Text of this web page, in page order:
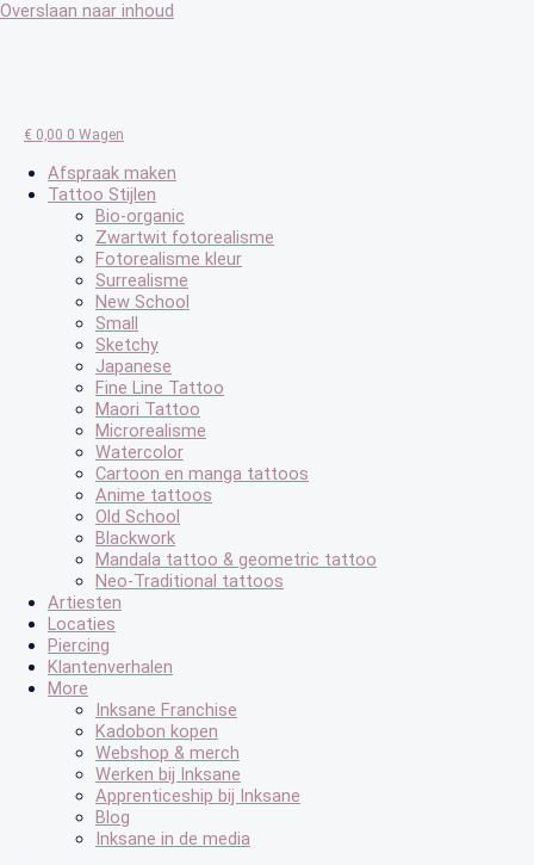
Overslaan naar inhoud
€ 0,00 0 Wagen
Afspraak maken
Tattoo Stijlen
Bio-organic
Zwartwit fotorealisme
Fotorealisme kleur
Surrealisme
New School
Small
Sketchy
Japanese
Fine Line Tattoo
Maori Tattoo
Microrealisme
Watercolor
Cartoon en manga tattoos
Anime tattoos
Old School
Blackwork
Mandala tattoo & geometric tattoo
Neo-Traditional tattoos
Artiesten
Locaties
Piercing
Klantenverhalen
More
Inksane Franchise
Kadobon kopen
Webshop & merch
Werken bij Inksane
Apprenticeship bij Inksane
Blog
Inksane in de media